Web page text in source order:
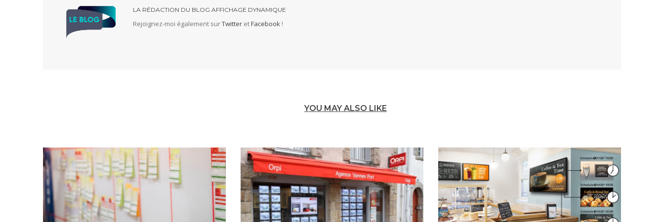
LA RÉDACTION DU BLOG AFFICHAGE DYNAMIQUE
Rejoignez-moi également surTwitteretFacebook!
YOU MAY ALSO LIKE